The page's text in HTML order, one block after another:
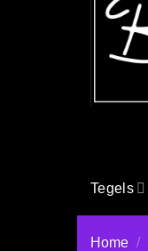
Tegels
Home /